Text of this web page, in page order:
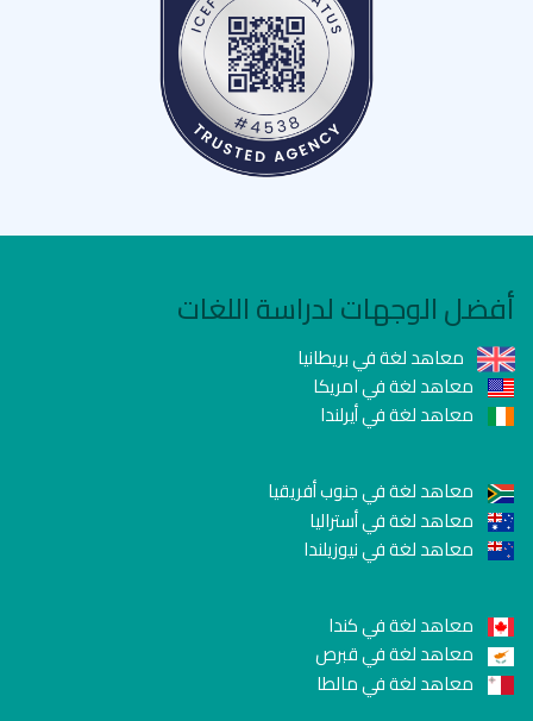
أفضل الوجهات لدراسة اللغات
معاهد لغة في بريطانيا
معاهد لغة في امريكا
معاهد لغة في أيرلندا
معاهد لغة في جنوب أفريقيا
معاهد لغة في أستراليا
معاهد لغة في نيوزيلندا
معاهد لغة في كندا
معاهد لغة في قبرص
معاهد لغة في مالطا